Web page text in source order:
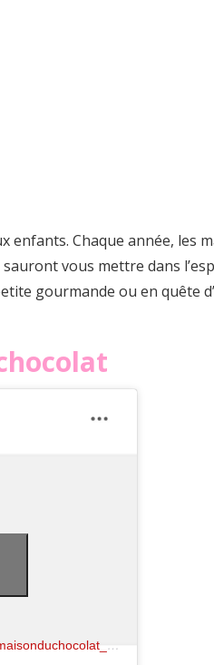
enfants. Chaque année,
vous mettre dans
gourmande ou en quête
Une publication partagée par La Maison du Chocolat (@lamaisonduchocolat_paris)